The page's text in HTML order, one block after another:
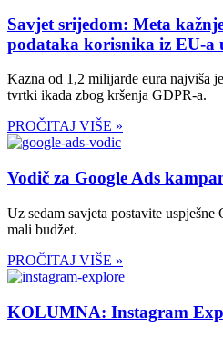
Savjet srijedom: Meta
podataka korisnika iz EU-a
Kazna od 1,2 milijarde eura najviša
tvrtki ikada zbog kršenja GDPR-a.
PROČITAJ VIŠE »
Vodič za Google Ads
Uz sedam savjeta postavite
mali budžet.
PROČITAJ VIŠE »
KOLUMNA: Instagram